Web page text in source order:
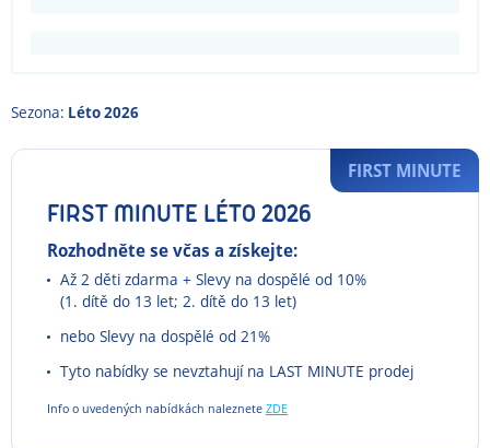
Sezona: Léto 2026
FIRST MINUTE LÉTO 2026
Rozhodněte se včas a získejte:
Až 2 děti zdarma + Slevy na dospělé od 10%
(1. dítě do 13 let; 2. dítě do 13 let)
nebo Slevy na dospělé od 21%
Tyto nabídky se nevztahují na LAST MINUTE prodej
Info o uvedených nabídkách naleznete ZDE
FIRST MINUTE